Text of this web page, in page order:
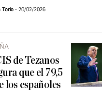
Torío 20/02/2026
de Tezanos
que el 79,5
los españoles